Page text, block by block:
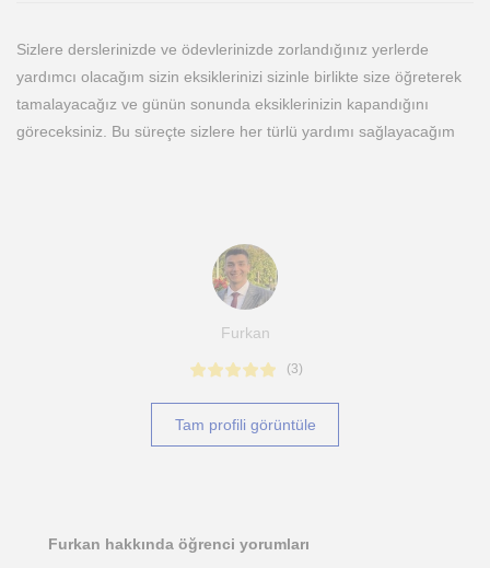
Sizlere derslerinizde ve ödevlerinizde zorlandığınız yerlerde
yardımcı olacağım sizin eksiklerinizi sizinle birlikte size öğreterek
tamalayacağız ve günün sonunda eksiklerinizin kapandığını
göreceksiniz. Bu süreçte sizlere her türlü yardımı sağlayacağım
Furkan
(3)
Tam profili görüntüle
Furkan hakkında öğrenci yorumları